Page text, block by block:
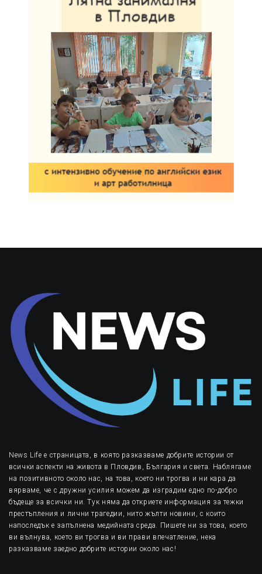
News Life е страницата, в която разказваме добрите истории от
всички аспекти на живота в Пловдив, България и света. Наблягаме
на позитивното около нас, на това, което ни трогва и ни кара да
вярваме, че с дружни усилия можем да изградим едно по-добро
бъдеще за всички ни. Тук няма да откриете информация за тежки
престъпления и лични трагедии, нито жълти новини, с които
напоследък е запълнена медийната среда. Пишете ни за това, което
ви вълнува, което ви трогва и ви прави впечатление, нека
разказваме заедно добрите истории около нас!